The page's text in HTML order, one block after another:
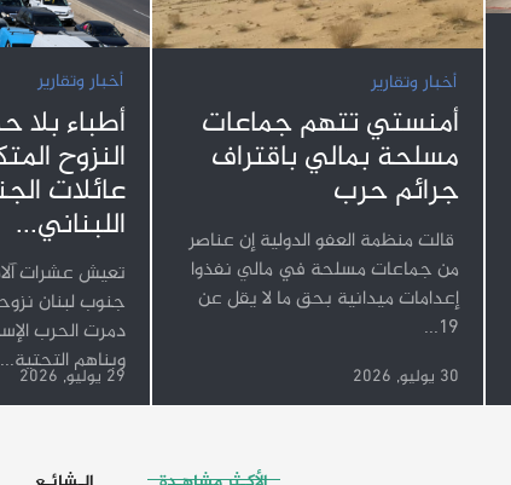
أخبار وتقارير
أمنستي تتهم جماعات
مسلحة بمالي باقتراف
جرائم حرب
قالت منظمة العفو الدولية إن عناصر
من جماعات مسلحة في مالي نفذوا
إعدامات ميدانية بحق ما لا يقل عن
19...
30 يوليو, 2026
أخبار وتقارير
أطباء بلا
النزوح
عائلات
اللبناني...
تعيش عشرات
جنوب لبنان
دمرت الحرب
وبناهم التحتية...
29 يوليو, 2026